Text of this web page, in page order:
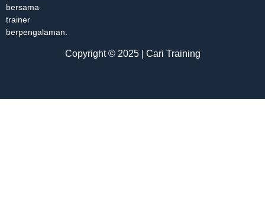
bersama
trainer
berpengalaman.
Copyright © 2025 | Cari Training